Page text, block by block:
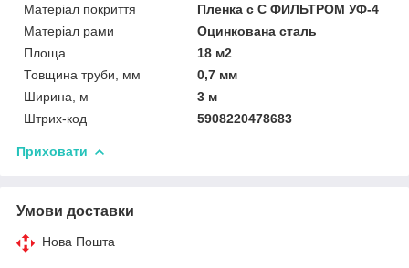
Матеріал покриття
Пленка с С ФИЛЬТРОМ УФ-4
Матеріал рами
Оцинкована сталь
Площа
18 м2
Товщина труби, мм
0,7 мм
Ширина, м
3 м
Штрих-код
5908220478683
Приховати
Умови доставки
Нова Пошта